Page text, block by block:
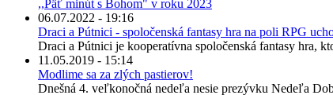
,,Päť minút s Bohom" v roku 2023
06.07.2022 - 19:16
Draci a Pútnici - spoločenská fantasy hra na poli RPG
Draci a Pútnici je kooperatívna spoločenská fantasy hra,
11.05.2019 - 15:14
Modlime sa za zlých pastierov!
Dnešná 4. veľkonočná nedeľa nesie prezývku Nedeľa